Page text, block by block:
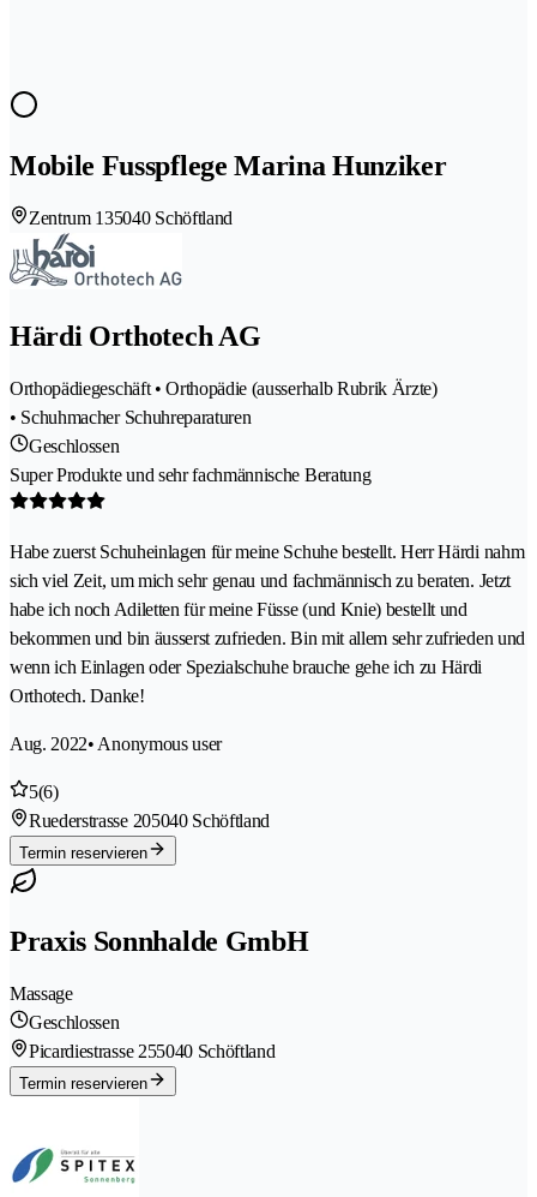
Mobile Fusspflege Marina Hunziker
Zentrum 135040 Schöftland
Härdi Orthotech AG
Orthopädiegeschäft • Orthopädie (ausserhalb Rubrik Ärzte)
• Schuhmacher Schuhreparaturen
Geschlossen
Super Produkte und sehr fachmännische Beratung
Habe zuerst Schuheinlagen für meine Schuhe bestellt. Herr Härdi nahm
sich viel Zeit, um mich sehr genau und fachmännisch zu beraten. Jetzt
habe ich noch Adiletten für meine Füsse (und Knie) bestellt und
bekommen und bin äusserst zufrieden. Bin mit allem sehr zufrieden und
wenn ich Einlagen oder Spezialschuhe brauche gehe ich zu Härdi
Orthotech. Danke!
Aug. 2022• Anonymous user
5(6)
Ruederstrasse 205040 Schöftland
Termin reservieren
Praxis Sonnhalde GmbH
Massage
Geschlossen
Picardiestrasse 255040 Schöftland
Termin reservieren